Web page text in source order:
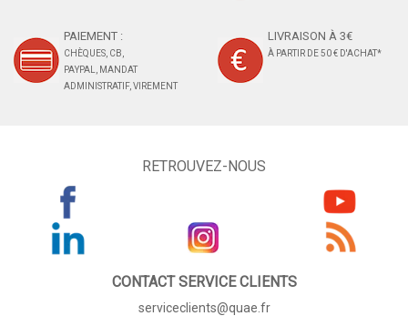
PAIEMENT :
CHÈQUES, CB,
PAYPAL, MANDAT
ADMINISTRATIF, VIREMENT
LIVRAISON À 3€
À PARTIR DE 50 € D'ACHAT*
RETROUVEZ-NOUS
CONTACT SERVICE CLIENTS
serviceclients@quae.fr